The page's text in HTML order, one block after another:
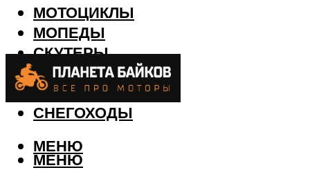
МОТОЦИКЛЫ
МОПЕДЫ
СКУТЕРЫ
КВАДРОЦИКЛЫ
ЛОДКИ
СНЕГОХОДЫ
МЕНЮ
МЕНЮ